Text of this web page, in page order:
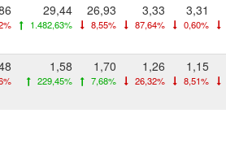
29,44
1.482,63%
26,93
8,55%
3,33
87,64%
3,31
0,60%
1,58
229,45%
1,70
7,68%
1,26
26,32%
1,15
8,51%